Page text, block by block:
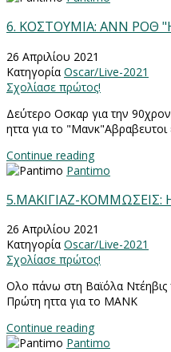
6. ΚΟΣΤΟΥΜΙΑ: ΑΝΝ ΡΟΘ
26 Απριλίου 2021
Κατηγορία Oscar/Live-2021
Σχολίασε πρώτος!
Δεύτερο Οσκαρ για την
ηττα για το
Continue reading
Pantimo
5.ΜΑΚΙΓΙΑΖ-ΚΟΜΜΩΣΕΙΣ:
26 Απριλίου 2021
Κατηγορία Oscar/Live-2021
Σχολίασε πρώτος!
Ολο πάνω στη Βαϊόλα Ντέηβις
Πρώτη ηττα για το ΜΑΝΚ
Continue reading
Pantimo